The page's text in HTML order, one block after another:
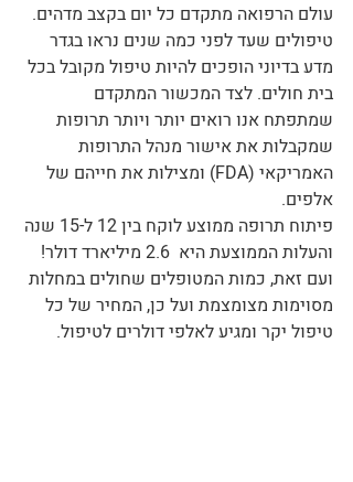
עולם הרפואה מתקדם כל יום בקצב מדהים.
טיפולים שעד לפני כמה שנים נראו בגדר
מדע בדיוני הופכים להיות טיפול מקובל בכל
בית חולים. לצד המכשור המתקדם
שמתפתח אנו רואים יותר ויותר תרופות
שמקבלות את אישור מנהל התרופות
האמריקאי (FDA) ומצילות את חייהם של
אלפים.
פיתוח תרופה ממוצע לוקח בין 12 ל-15 שנה
והעלות הממוצעת היא  2.6 מיליארד דולר!
ועם זאת, כמות המטופלים שחולים במחלות
מסוימות מצומצמת ועל כן, המחיר של כל
טיפול יקר ומגיע לאלפי דולרים לטיפול.